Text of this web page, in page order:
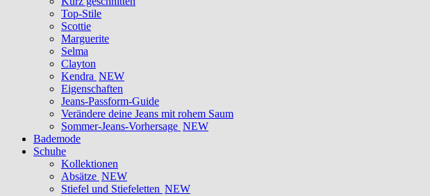
Top-Stile
Scottie
Marguerite
Selma
Clayton
Kendra NEW
Eigenschaften
Jeans-Passform-Guide
Verändere deine Jeans mit rohem Saum
Sommer-Jeans-Vorhersage NEW
Bademode
Schuhe
Kollektionen
Absätze NEW
Stiefel und Stiefeletten NEW